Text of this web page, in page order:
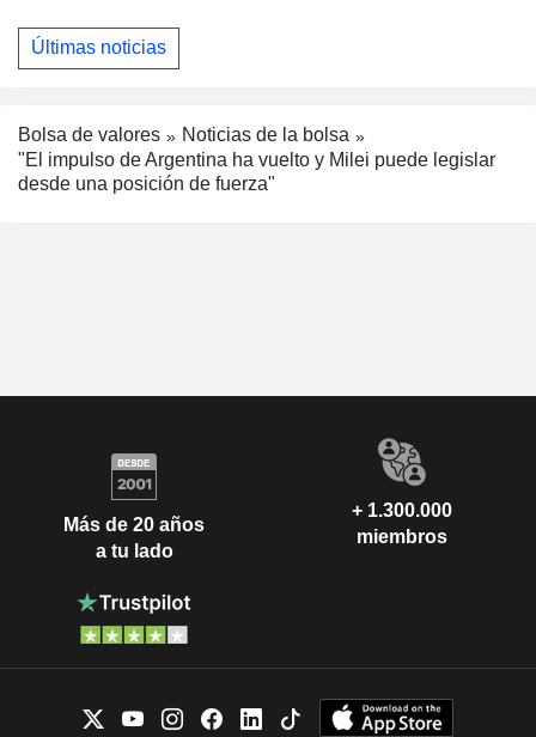
Últimas noticias
Bolsa de valores
Noticias de la bolsa
"El impulso de Argentina ha vuelto y Milei puede legislar
desde una posición de fuerza"
Más de 20 años
a tu lado
+ 1.300.000
miembros